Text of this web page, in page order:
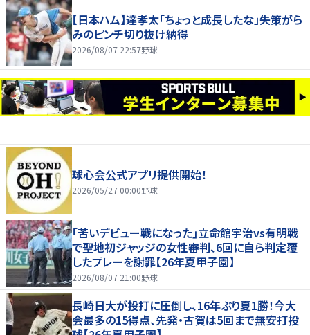
【日本ハム】達孝太「ちょっと成長したな」失策がら
みのピンチ切り抜け納得
2026/08/07 22:57野球
球心会公式アプリ提供開始！
2026/05/27 00:00野球
｢苦いデビュー戦になった｣立命館宇治vs有明戦
で聖地初ジャッジの女性審判、6回に自ら判定覆
したプレーを謝罪【26年夏甲子園】
2026/08/07 21:00野球
長崎日大が投打に圧倒し、16年ぶり夏1勝！今大
会最多の15得点、先発・古賀は5回まで無安打投